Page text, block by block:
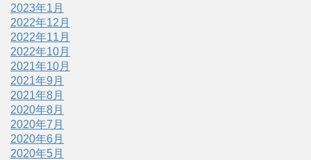
2023年1月
2022年12月
2022年11月
2022年10月
2021年10月
2021年9月
2021年8月
2020年8月
2020年7月
2020年6月
2020年5月